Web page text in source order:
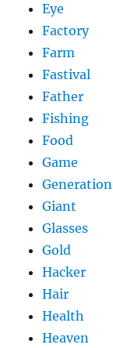
Eye
Factory
Farm
Fastival
Father
Fishing
Food
Game
Generation
Giant
Glasses
Gold
Hacker
Hair
Health
Heaven